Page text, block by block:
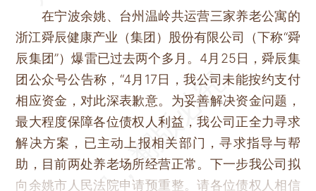
在宁波余姚、台州温岭共运营三家养老公寓的
浙江舜辰健康产业（集团）股份有限公司（下称“舜
辰集团”）爆雷已过去两个多月。4月25日，舜辰集
团公众号公告称，“4月17日，我公司未能按约支付
相应资金，对此深表歉意。为妥善解决资金问题，
最大程度保障各位债权人利益，我公司正全力寻求
解决方案，已主动上报相关部门，寻求指导与帮
助，目前两处养老场所经营正常。下一步我公司拟
向余姚市人民法院申请预重整。请各位债权人相信